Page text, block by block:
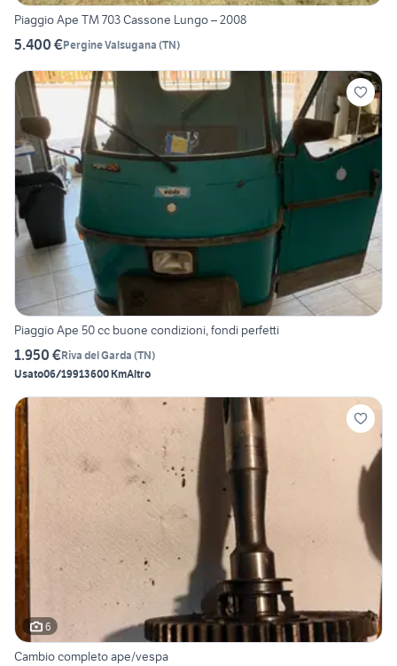
Piaggio Ape TM 703 Cassone Lungo – 2008
5.400 €Pergine Valsugana (TN)
Piaggio Ape 50 cc buone condizioni, fondi perfetti
1.950 €Riva del Garda (TN)
Usato06/19913600 KmAltro
6
Cambio completo ape/vespa